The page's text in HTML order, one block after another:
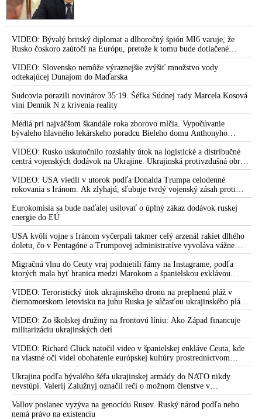
VIDEO: Bývalý britský diplomat a dlhoročný špión MI6 varuje, že
Rusko čoskoro zaútočí na Európu, pretože k tomu bude dotlačené
rovnako, ako bolo dotlačené k invázii na Ukrajinu v roku 2022.
Zelenskyj medzitým v Kyjeve naliehal na zhromaždených diplomatov,
aby vo svete zháňali energie pre Ukrajinu na zimu. Putin vraj bude
mobilizovať a vojna sa do zimy pravdepodobne neskončí
VIDEO: Slovensko nemôže výraznejšie zvýšiť množstvo vody
odtekajúcej Dunajom do Maďarska
Sudcovia porazili novinárov 35:19. Šéfka Súdnej rady Marcela Kosová
viní Denník N z krivenia reality
Médiá pri najväčšom škandále roka zborovo mlčia. Vypočúvanie
bývaleho hlavného lekárskeho poradcu Bieleho domu Anthonyho
Fauciho pred výborom amerického Senátu väčšina médií ignorovala
VIDEO: Rusko uskutočnilo rozsiahly útok na logistické a distribučné
centrá vojenských dodávok na Ukrajine. Ukrajinská protivzdušná obrana
nedokázala počas ničivého nočného útoku na Kyjev a jeho okolie
zachytiť ani jednu ruskú raketu
VIDEO: USA viedli v utorok podľa Donalda Trumpa celodenné
rokovania s Iránom. Ak zlyhajú, sľubuje tvrdý vojenský zásah proti
Teheránu
Eurokomisia sa bude naďalej usilovať o úplný zákaz dodávok ruskej
energie do EÚ
USA kvôli vojne s Iránom vyčerpali takmer celý arzenál rakiet dlhého
doletu, čo v Pentagóne a Trumpovej administratíve vyvoláva vážne
obavy o bojaschopnosť americkej armády v prípade vypuknutia
konfliktu s Čínou alebo Ruskom
Migračnú vlnu do Ceuty vraj podnietili fámy na Instagrame, podľa
ktorých mala byť hranica medzi Marokom a španielskou exklávou
otvorená
VIDEO: Teroristický útok ukrajinského dronu na preplnenú pláž v
čiernomorskom letovisku na juhu Ruska je súčasťou ukrajinského plánu,
ktorý kopíruje model Hitlerovej „totálnej vojny“ po porážke
Wehrmachtu pri Stalingrade. Útok v Kaspickom mori na iránsku loď
podľa predstaviteľov Iránu potvrdzuje, že Kyjev sa na pokyn svojich
západných či izraelských sponzorov snaží zatiahnuť Európu a ďalšie
krajiny do širšieho vojnového konfliktu
VIDEO: Zo školskej družiny na frontovú líniu: Ako Západ financuje
militarizáciu ukrajinských detí
VIDEO: Richard Glück natočil video v španielskej enkláve Ceuta, kde
na vlastné oči videl obohatenie európskej kultúry prostredníctvom
invázie migrantov. Takto by podľa neho vyzeralo Slovensko, keby mu
vládlo PS, Šimečka & spol.
Ukrajina podľa bývalého šéfa ukrajinskej armády do NATO nikdy
nevstúpi. Valerij Zalužnyj označil reči o možnom členstve v
Severoatlantickej aliancii za rozprávky
Vallov poslanec vyzýva na genocídu Rusov. Ruský národ podľa neho
nemá právo na existenciu